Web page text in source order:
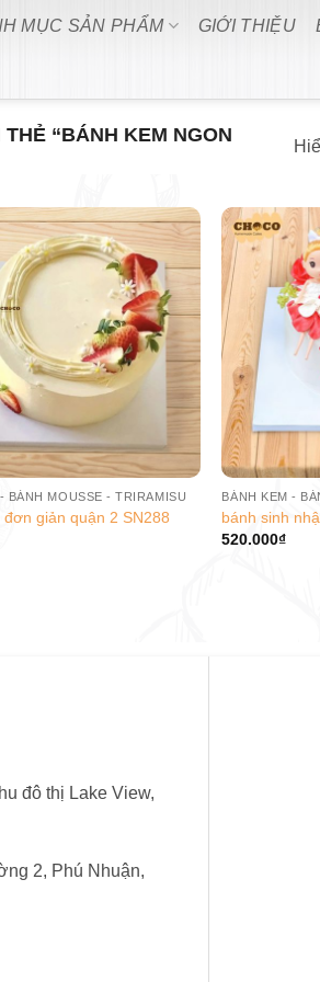
MỤC SẢN PHẨM GIỚI THIỆU
“BÁNH KEM NGON
BÁNH MOUSSE - TRIRAMISU
đơn giản quận 2 SN288
BÁNH KEM -
bánh sinh
520.000₫
đô thị Lake View,
2, Phú Nhuận,